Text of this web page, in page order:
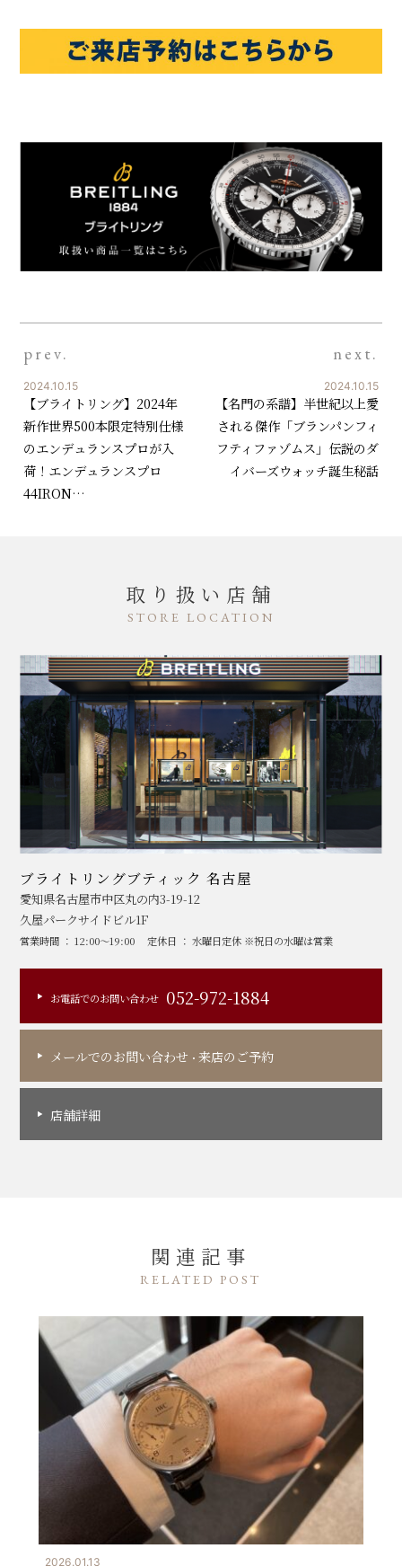
prev.
2024.10.15
【ブライトリング】2024年
新作世界500本限定特別仕様
のエンデュランスプロが入
荷！エンデュランスプロ
44IRON…
next.
2024.10.15
【名門の系譜】半世紀以上愛
される傑作「ブランパンフィ
フティファゾムス」伝説のダ
イバーズウォッチ誕生秘話
取り扱い店舗
STORE LOCATION
ブライトリングブティック 名古屋
愛知県名古屋市中区丸の内3-19-12
久屋パークサイドビル1F
営業時間 ： 12:00～19:00 定休日 ： 水曜日定休 ※祝日の水曜は営業
お電話でのお問い合わせ 052-972-1884
メールでのお問い合わせ ・来店のご予約
店舗詳細
関連記事
RELATED POST
2026.01.13